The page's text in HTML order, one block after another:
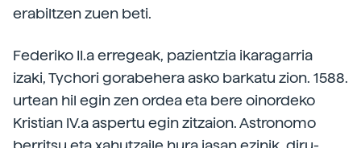
erabiltzen zuen beti.
Federiko II.a erregeak, pazientzia ikaragarria
izaki, Tychori gorabehera asko barkatu zion. 1588.
urtean hil egin zen ordea eta bere oinordeko
Kristian IV.a aspertu egin zitzaion. Astronomo